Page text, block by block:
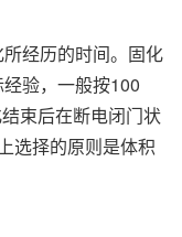
经历的时间。固化
验，一般按100
束后在断电闭门状
选择的原则是体积